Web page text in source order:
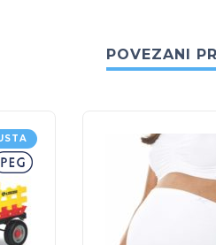
POVEZANI